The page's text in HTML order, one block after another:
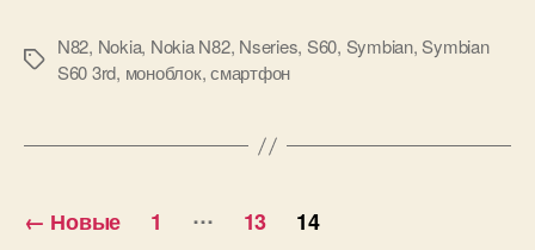
Метки
N82, Nokia, Nokia N82, Nseries, S60, Symbian,Symbian
S60 3rd, моноблок,смартфон
Пагинация
← Новые 1 … 13 14